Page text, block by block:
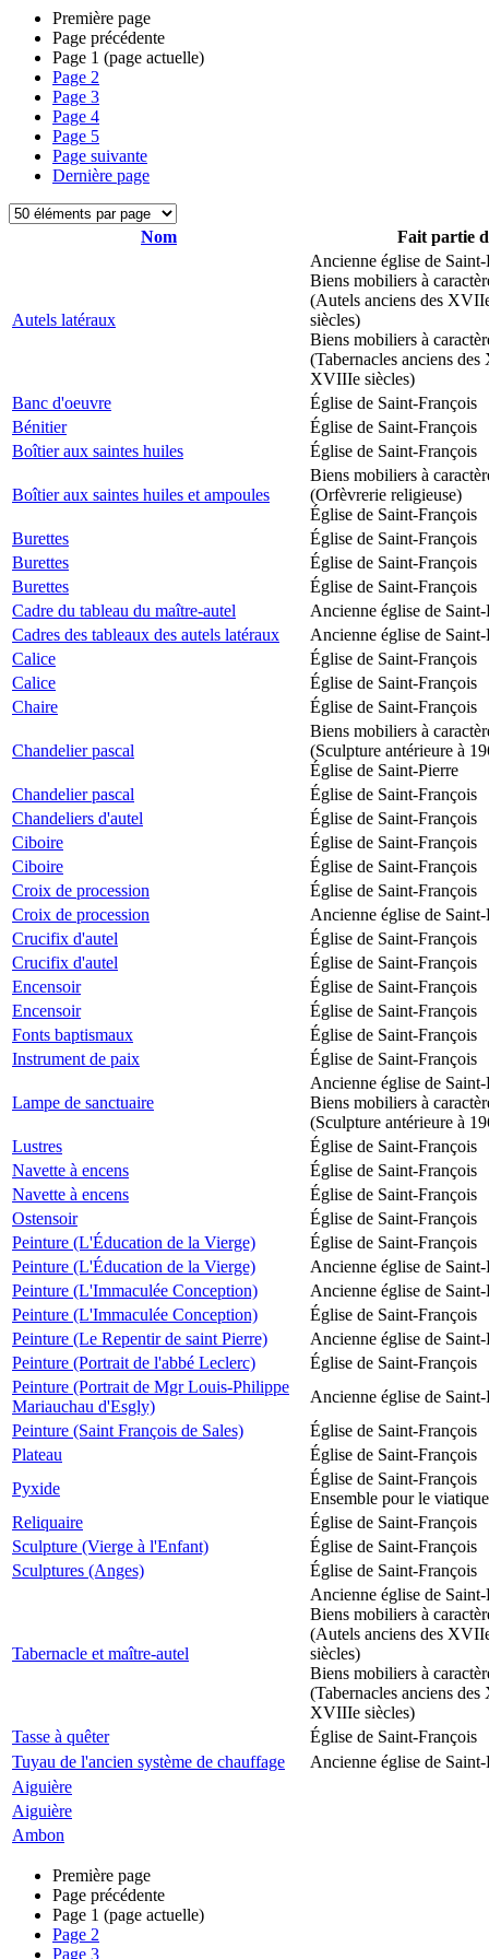
Première page
Page précédente
Page 1 (page actuelle)
Page 2
Page 3
Page 4
Page 5
Page suivante
Dernière page
Nom Fait partie
Autels latéraux
Ancienne église de Saint-
Biens mobiliers à
(Autels anciens des
siècles)
Biens mobiliers à
(Tabernacles anciens
XVIIIe siècles)
Banc d'oeuvre
Église de Saint-François
Bénitier
Église de Saint-François
Boîtier aux saintes huiles
Église de Saint-François
Boîtier aux saintes huiles et ampoules
Biens mobiliers à
(Orfèvrerie religieuse)
Église de Saint-François
Burettes
Église de Saint-François
Burettes
Église de Saint-François
Burettes
Église de Saint-François
Cadre du tableau du maître-autel
Ancienne église de Saint-
Cadres des tableaux des autels latéraux
Ancienne église de Saint-
Calice
Église de Saint-François
Calice
Église de Saint-François
Chaire
Église de Saint-François
Chandelier pascal
Biens mobiliers à
(Sculpture antérieure à
Église de Saint-Pierre
Chandelier pascal
Église de Saint-François
Chandeliers d'autel
Église de Saint-François
Ciboire
Église de Saint-François
Ciboire
Église de Saint-François
Croix de procession
Église de Saint-François
Croix de procession
Ancienne église de Saint-
Crucifix d'autel
Église de Saint-François
Crucifix d'autel
Église de Saint-François
Encensoir
Église de Saint-François
Encensoir
Église de Saint-François
Fonts baptismaux
Église de Saint-François
Instrument de paix
Église de Saint-François
Lampe de sanctuaire
Ancienne église de Saint-
Biens mobiliers à
(Sculpture antérieure à
Lustres
Église de Saint-François
Navette à encens
Église de Saint-François
Navette à encens
Église de Saint-François
Ostensoir
Église de Saint-François
Peinture (L'Éducation de la Vierge)
Église de Saint-François
Peinture (L'Éducation de la Vierge)
Ancienne église de Saint-
Peinture (L'Immaculée Conception)
Ancienne église de Saint-
Peinture (L'Immaculée Conception)
Église de Saint-François
Peinture (Le Repentir de saint Pierre)
Ancienne église de Saint-
Peinture (Portrait de l'abbé Leclerc)
Église de Saint-François
Peinture (Portrait de Mgr Louis-Philippe
Mariauchau d'Esgly)
Ancienne église de Saint-
Peinture (Saint François de Sales)
Église de Saint-François
Plateau
Église de Saint-François
Pyxide
Église de Saint-François
Ensemble pour le viatique
Reliquaire
Église de Saint-François
Sculpture (Vierge à l'Enfant)
Église de Saint-François
Sculptures (Anges)
Église de Saint-François
Tabernacle et maître-autel
Ancienne église de Saint-
Biens mobiliers à
(Autels anciens des
siècles)
Biens mobiliers à
(Tabernacles anciens
XVIIIe siècles)
Tasse à quêter
Église de Saint-François
Tuyau de l'ancien système de chauffage
Ancienne église de Saint-
Aiguière
Aiguière
Ambon
Première page
Page précédente
Page 1 (page actuelle)
Page 2
Page 3